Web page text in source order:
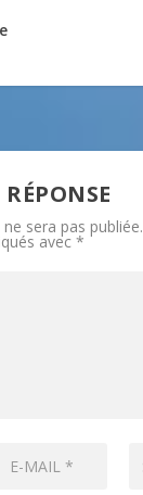
sera pas publiée.
avec*